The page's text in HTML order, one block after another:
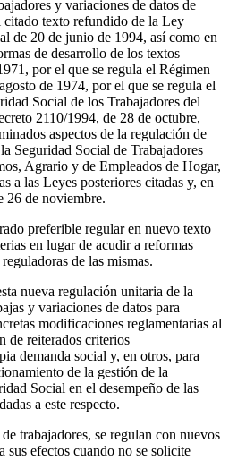
y variaciones de datos de
citado texto refundido de la Ley
de 20 de junio de 1994, así como en
de desarrollo de los textos
por el que se regula el Régimen
de 1974, por el que se regula el
Social de los Trabajadores del
2110/1994, de 28 de octubre,
aspectos de la regulación de
Seguridad Social de Trabajadores
Agrario y de Empleados de Hogar,
a las Leyes posteriores citadas y, en
26 de noviembre.
preferible regular en nuevo texto
en lugar de acudir a reformas
de las mismas.
nueva regulación unitaria de la
y variaciones de datos para
modificaciones reglamentarias al
de reiterados criterios
demanda social y, en otros, para
de la gestión de la
Social en el desempeño de las
a este respecto.
trabajadores, se regulan con nuevos
sus efectos cuando no se solicite